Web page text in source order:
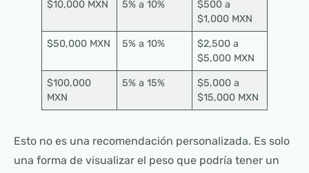
$10,000 MXN 5% a 10%
$500 a
$1,000 MXN
$50,000 MXN 5% a 10%
$2,500 a
$5,000 MXN
$100,000
MXN
5% a 15%
$5,000 a
$15,000 MXN
Esto no es una recomendación personalizada. Es solo
una forma de visualizar el peso que podría tener un